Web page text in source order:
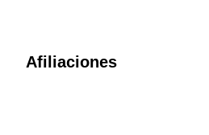
Afiliaciones